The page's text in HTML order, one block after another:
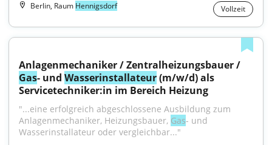
Berlin, Raum Hennigsdorf Vollzeit
Gas- und Wasserinstallateur (m/w/d) als
Servicetechniker:in im Bereich Heizung
"...eine erfolgreich abgeschlossene Ausbildung zum
Anlagenmechaniker, Heizungsbauer, Gas- und
Wasserinstallateur oder vergleichbar..."